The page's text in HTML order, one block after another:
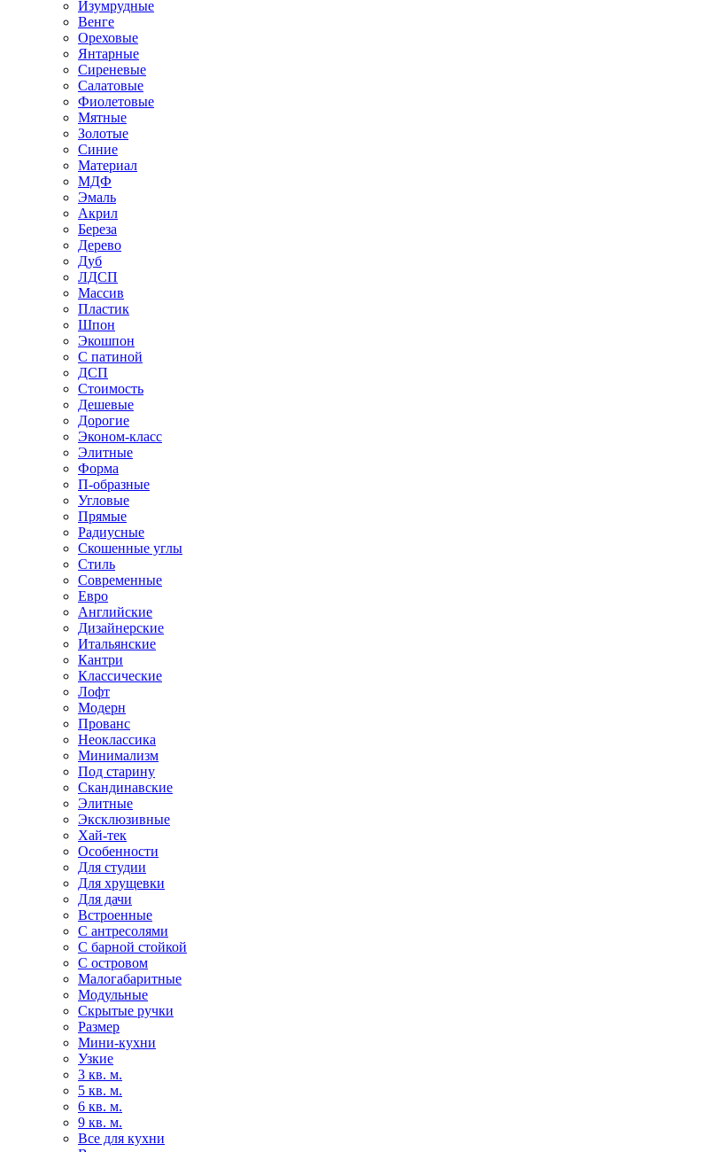
Изумрудные
Венге
Ореховые
Янтарные
Сиреневые
Салатовые
Фиолетовые
Мятные
Золотые
Синие
Материал
МДФ
Эмаль
Акрил
Береза
Дерево
Дуб
ЛДСП
Массив
Пластик
Шпон
Экошпон
С патиной
ДСП
Стоимость
Дешевые
Дорогие
Эконом-класс
Элитные
Форма
П-образные
Угловые
Прямые
Радиусные
Скошенные углы
Стиль
Современные
Евро
Английские
Дизайнерские
Итальянские
Кантри
Классические
Лофт
Модерн
Прованс
Неоклассика
Минимализм
Под старину
Скандинавские
Элитные
Эксклюзивные
Хай-тек
Особенности
Для студии
Для хрущевки
Для дачи
Встроенные
С антресолями
С барной стойкой
С островом
Малогабаритные
Модульные
Скрытые ручки
Размер
Мини-кухни
Узкие
3 кв. м.
5 кв. м.
6 кв. м.
9 кв. м.
Все для кухни